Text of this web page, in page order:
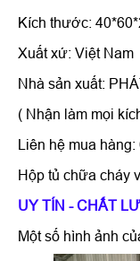
Kích thước:
Xuất xứ: Việt Nam
Nhà sản xuất:
( Nhận làm mọi
Liên hệ mua
Hộp tủ chữa cháy
UY TÍN - CHẤT
Một số hình ảnh